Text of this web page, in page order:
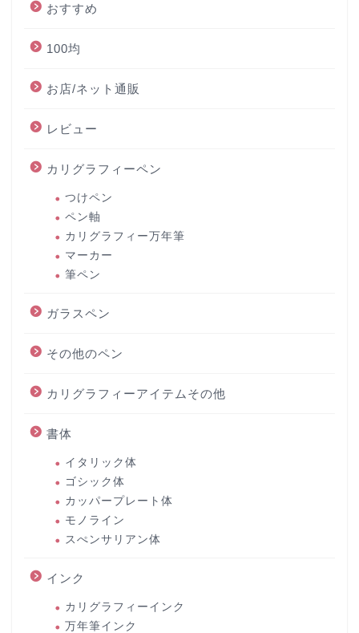
おすすめ
100均
お店/ネット通販
レビュー
カリグラフィーペン
つけペン
ペン軸
カリグラフィー万年筆
マーカー
筆ペン
ガラスペン
その他のペン
カリグラフィーアイテムその他
書体
イタリック体
ゴシック体
カッパープレート体
モノライン
スぺンサリアン体
インク
カリグラフィーインク
万年筆インク